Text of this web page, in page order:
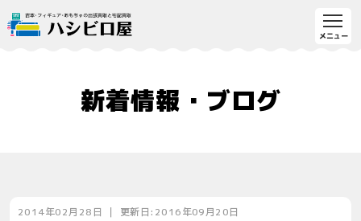
新着情報・ブログ
2014年02月28日 ｜ 更新日:2016年09月20日